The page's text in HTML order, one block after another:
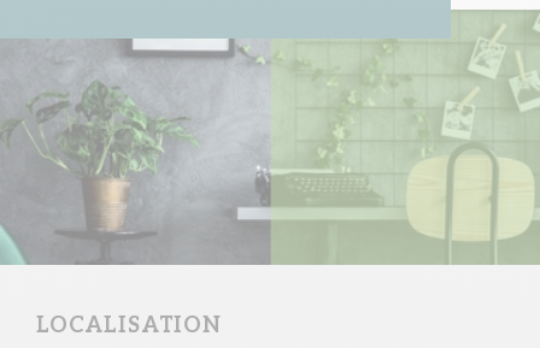
LOCALISATION